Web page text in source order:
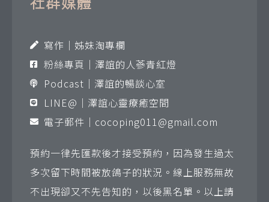
寫作｜姊妹淘專欄
粉絲專頁｜澤誼的人蔘青紅燈
Podcast｜澤誼的暢談心室
LINE@｜澤誼心靈療癒空間
電子郵件｜ cocoping011@gmail.com
預約一律先匯款後才接受預約，因為發生過太
多次留下時間被放鴿子的狀況。線上服務無故
不出現卻又不先告知的，以後黑名單。以上請